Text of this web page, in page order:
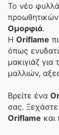
Το νέο
Ομορφιά.
Η Oriflame
όπως
μακιγιάζ
μαλλιών,
Βρείτε ένα
σας.
Oriflame